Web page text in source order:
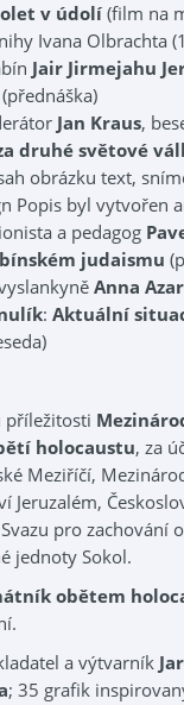
v údolí(film na
Ivana Olbrachta
Jair Jirmejahu
(přednáška)
Jan Kraus,
druhé světové
a pedagog
judaismu
Anna
: Aktuální
příležitosti
holocaustu, za
Meziříčí,
Jeruzalém,
pro zachování
jednoty Sokol.
obětem
a výtvarník
; 35 grafik